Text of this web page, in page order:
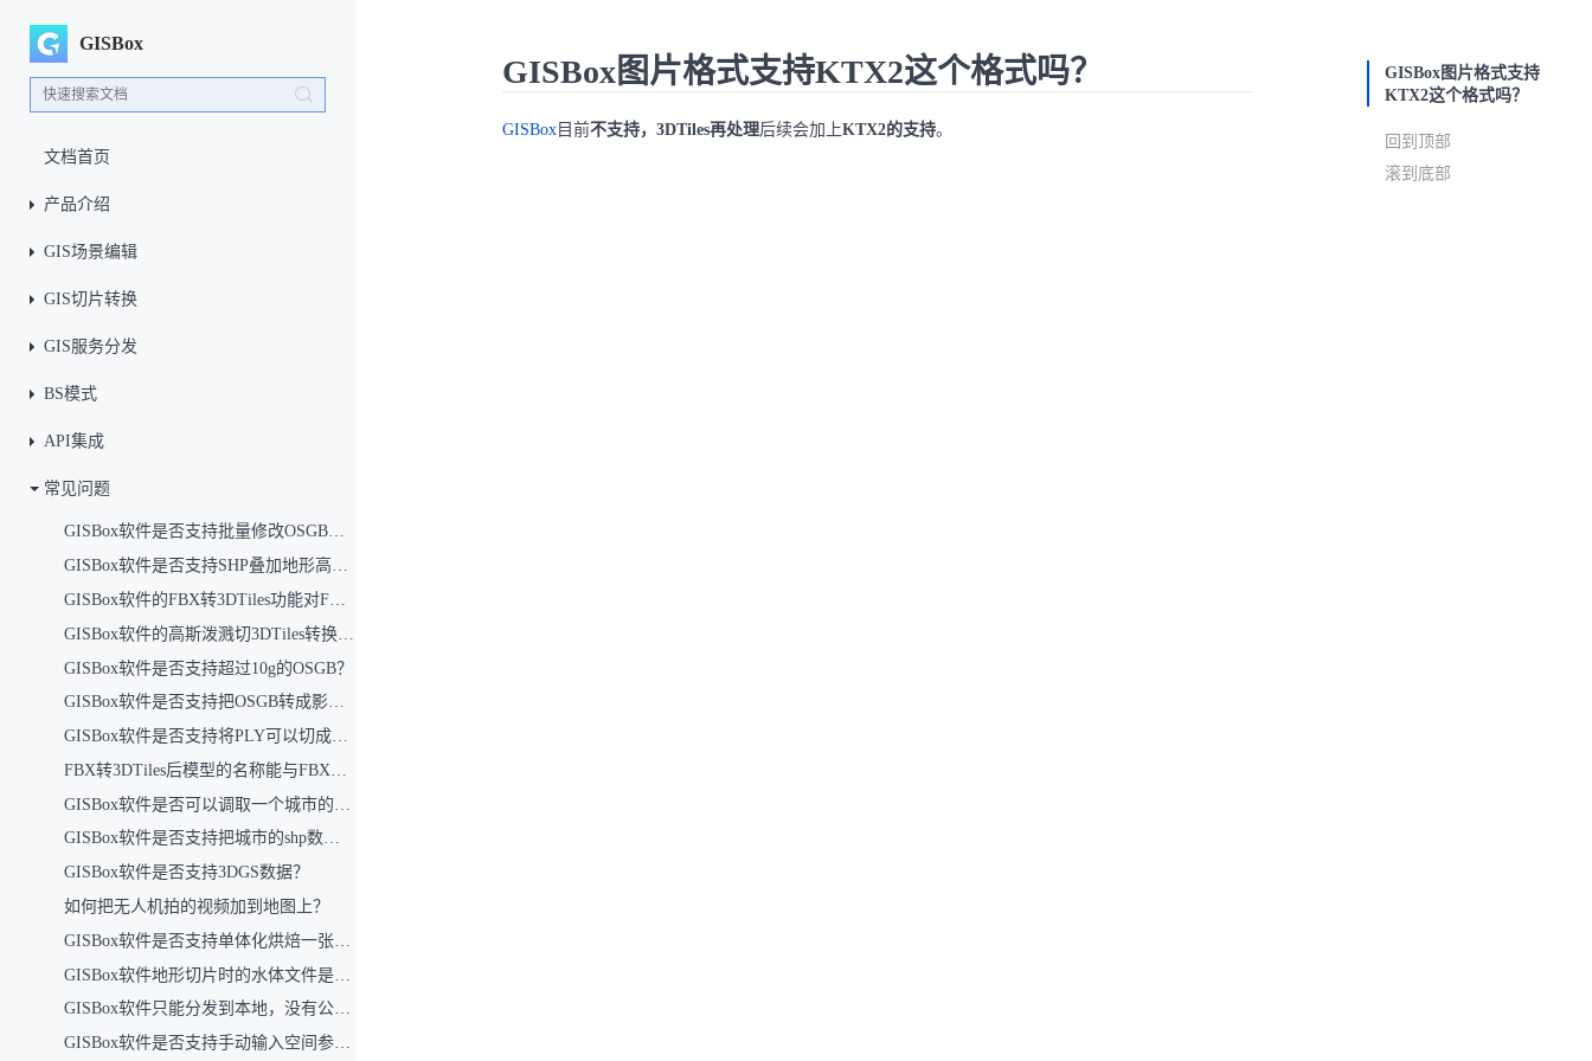
GISBox
文档首页
产品介绍
GIS场景编辑
GIS切片转换
GIS服务分发
BS模式
API集成
常见问题
GISBox软件是否支持批量修改OSGB数据中的反面问题？
GISBox软件是否支持SHP叠加地形高度（即结合DEM文件，使建筑SHP在切片时融入地形高度，并在前端地形数据上呈现）？
GISBox软件的FBX转3DTiles功能对FBX文件大小是否有上限限制？目前支持的最大文件容量是多少？
GISBox软件的高斯泼溅切3DTiles转换功能对文件大小有何限制？
GISBox软件是否支持超过10g的OSGB？
GISBox软件是否支持把OSGB转成影像切片？
GISBox软件是否支持将PLY可以切成3DTiles再反切成OSGB？
GISBox软件是否支持把城市的shp数据批量转换成3DTiles？
GISBox软件是否支持3DGS数据？
如何把无人机拍的视频加到地图上？
GISBox软件是否支持单体化烘焙一张贴图上吗？（将这一张图所涉及模型导出成一个模型）
GISBox软件地形切片时的水体文件是什么文件？
GISBox软件只能分发到本地，没有公共云吗？
GISBox软件是否支持手动输入空间参考？
GISBox图片格式支持KTX2这个格式吗？
GISBox 目前不支持，3DTiles再处理后续会加上KTX2的支持。
GISBox图片格式支持
KTX2这个格式吗？
回到顶部
滚到底部